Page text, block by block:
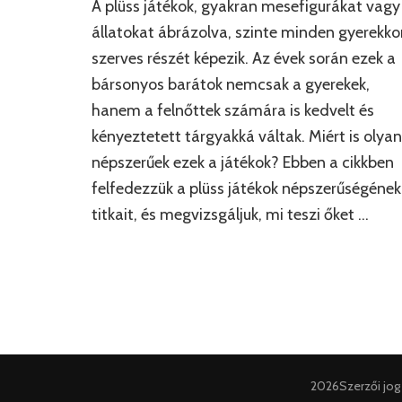
A plüss játékok, gyakran mesefigurákat vagy
állatokat ábrázolva, szinte minden
szerves részét képezik. Az évek során ezek a
bársonyos barátok nemcsak a gyerekek,
hanem a felnőttek számára is kedvelt és
kényeztetett tárgyakká váltak. Miért is olyan
népszerűek ezek a játékok? Ebben a cikkben
felfedezzük a plüss játékok népszerűségének
titkait, és megvizsgáljuk, mi teszi őket …
2026Szerzői jog